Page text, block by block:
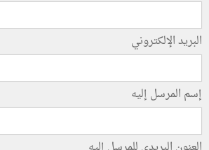
البريد الإلكتروني
إسم المرسل إليه